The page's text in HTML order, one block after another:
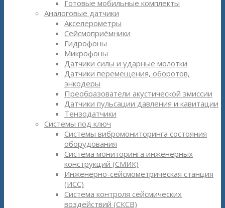
Готовые мобильные комплекты
Аналоговые датчики
Акселерометры
Сейсмоприёмники
Гидрофоны
Микрофоны
Датчики силы и ударные молотки
Датчики перемещения, оборотов,
энкодеры
Преобразователи акустической эмиссии
Датчики пульсации давления и кавитации
Тензодатчики
Системы под ключ
Системы вибромониторинга состояния
оборудования
Система мониторинга инженерных
конструкций (СМИК)
Инженерно-сейсмометрическая станция
(ИСС)
Система контроля сейсмических
воздействий (СКСВ)